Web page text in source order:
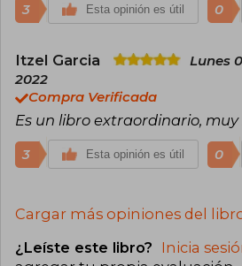
3 Esta opinión es útil 0
Itzel Garcia
Lunes
2022
Compra Verificada
Es un libro extraordinario,
3 Esta opinión es útil 0
Cargar más opiniones del
¿Leíste este libro? Inicia